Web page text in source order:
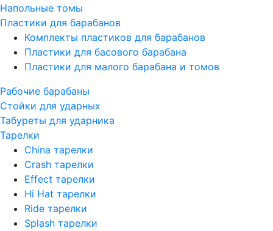
Напольные томы
Пластики для барабанов
Комплекты пластиков для барабанов
Пластики для басового барабана
Пластики для малого барабана и томов
Рабочие барабаны
Стойки для ударных
Табуреты для ударника
Тарелки
China тарелки
Crash тарелки
Effect тарелки
Hi Hat тарелки
Ride тарелки
Splash тарелки